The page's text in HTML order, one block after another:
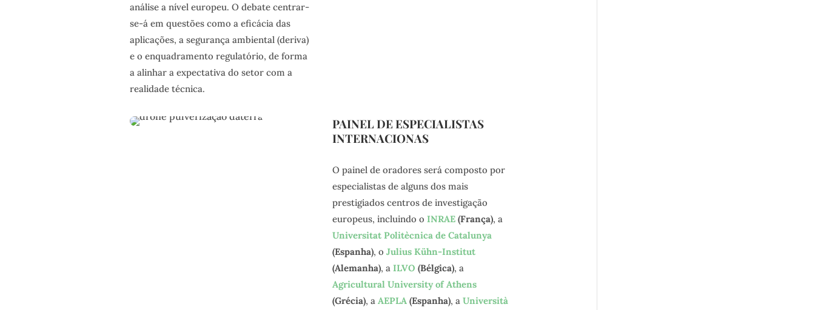
análise a nível europeu. O debate centrar-
se-á em questões como a eficácia das
aplicações, a segurança ambiental (deriva)
e o enquadramento regulatório, de forma
a alinhar a expectativa do setor com a
realidade técnica.
PAINEL DE ESPECIALISTAS
INTERNACIONAS
O painel de oradores será composto por
especialistas de alguns dos mais
prestigiados centros de investigação
europeus, incluindo o INRAE(França), a
Universitat Politècnica de Catalunya
(Espanha), o Julius Kühn-Institut
(Alemanha), a ILVO (Bélgica), a
Agricultural University of Athens
(Grécia), a AEPLA(Espanha), a Università